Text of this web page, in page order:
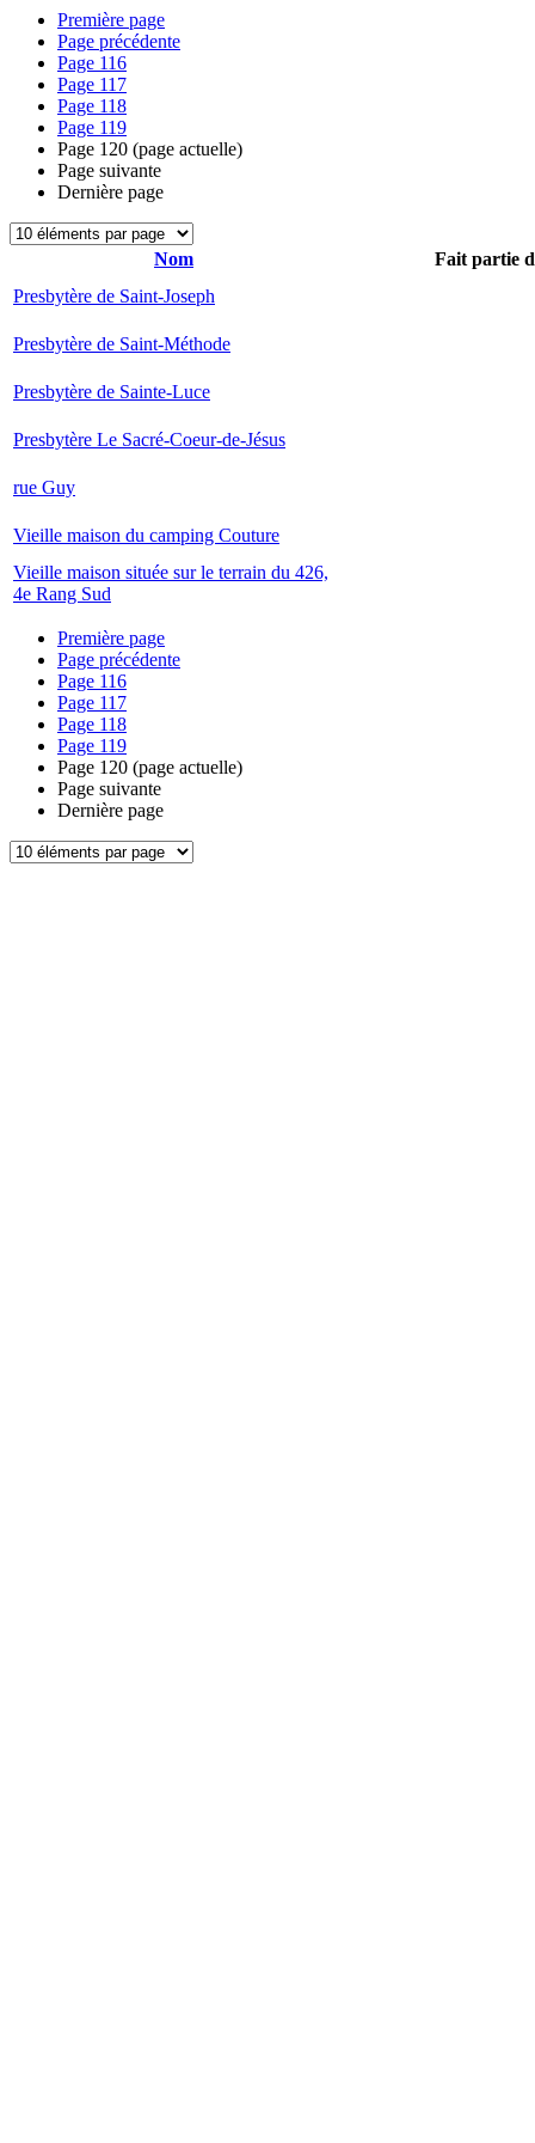
Première page
Page précédente
Page 116
Page 117
Page 118
Page 119
Page 120 (page actuelle)
Page suivante
Dernière page
Nom
Fait partie
Presbytère de Saint-Joseph
Presbytère de Saint-Méthode
Presbytère de Sainte-Luce
Presbytère Le Sacré-Coeur-de-Jésus
rue Guy
Vieille maison du camping Couture
Vieille maison située sur le terrain du 426,
4e Rang Sud
Première page
Page précédente
Page 116
Page 117
Page 118
Page 119
Page 120 (page actuelle)
Page suivante
Dernière page